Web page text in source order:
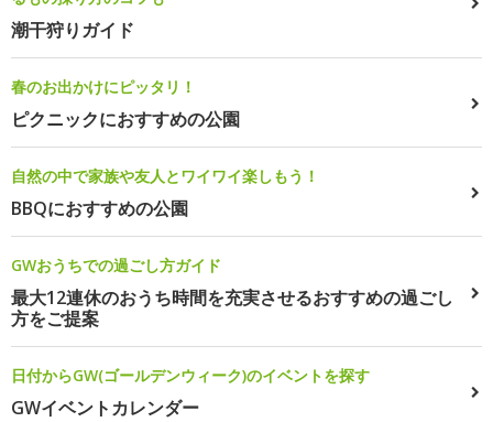
潮干狩りガイド
春のお出かけにピッタリ！
ピクニックにおすすめの公園
自然の中で家族や友人とワイワイ楽しもう！
BBQにおすすめの公園
GWおうちでの過ごし方ガイド
最大12連休のおうち時間を充実させるおすすめの過ごし
方をご提案
日付からGW(ゴールデンウィーク)のイベントを探す
GWイベントカレンダー